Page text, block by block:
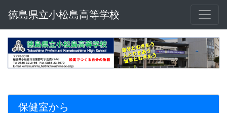
徳島県立小松島高等学校
保健室から